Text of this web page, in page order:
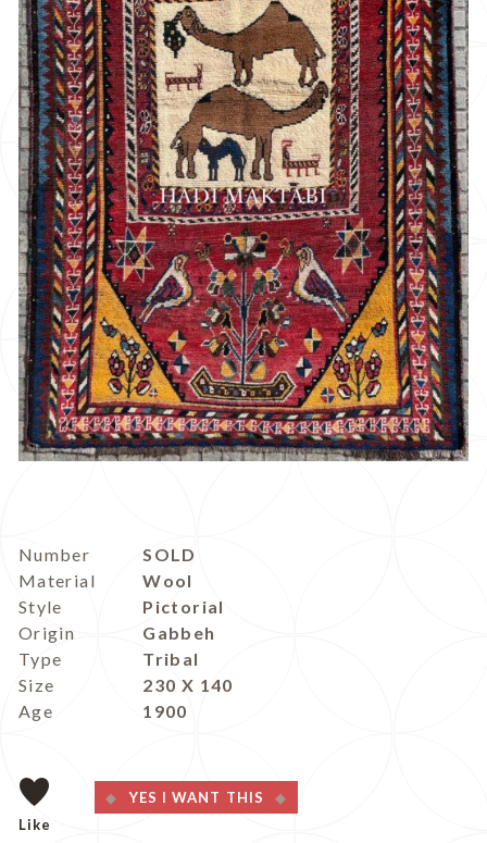
Number
SOLD
Material
Wool
Style
Pictorial
Origin
Gabbeh
Type
Tribal
Size
230 X 140
Age
1900
Like
YES I WANT THIS